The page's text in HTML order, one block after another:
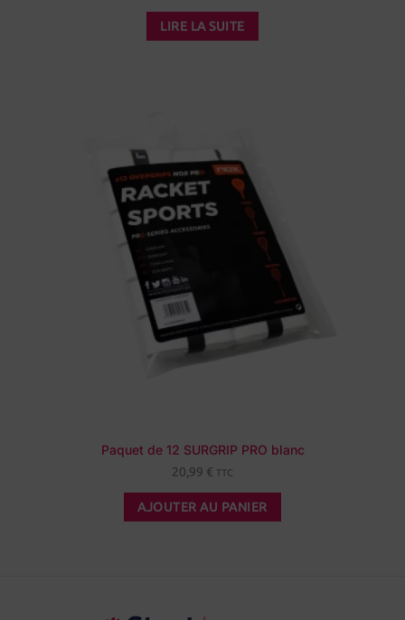
LIRE LA SUITE
Paquet de 12 SURGRIP PRO blanc
20,99 € TTC
AJOUTER AU PANIER